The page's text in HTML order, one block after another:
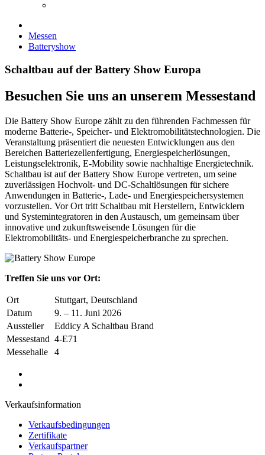
Messen
Batteryshow
Schaltbau auf der Battery Show Europa
Besuchen Sie uns an unserem Messestand
Die Battery Show Europe zählt zu den führenden Fachmessen für
moderne Batterie-, Speicher- und Elektromobilitätstechnologien. Die
Veranstaltung präsentiert die neuesten Entwicklungen aus den
Bereichen Batteriezellenfertigung, Energiespeicherlösungen,
Leistungselektronik, E-Mobility sowie nachhaltige Energietechnik.
Schaltbau ist auf der Battery Show Europe vertreten, um seine
zuverlässigen Hochvolt- und DC-Schaltlösungen für sichere
Anwendungen in Batterie-, Lade- und Energiespeichersystemen
vorzustellen. Vor Ort tritt Schaltbau mit Herstellern, Entwicklern
und Systemintegratoren in den Austausch, um gemeinsam über
innovative und zukunftsweisende Lösungen für die
Elektromobilitäts- und Energiespeicherbranche zu sprechen.
Treffen Sie uns vor Ort:
Ort
Stuttgart, Deutschland
Datum
9. – 11. Juni 2026
Aussteller
Eddicy A Schaltbau Brand
Messestand 4-E71
Messehalle
4
Verkaufsinformation
Verkaufsbedingungen
Zertifikate
Verkaufspartner